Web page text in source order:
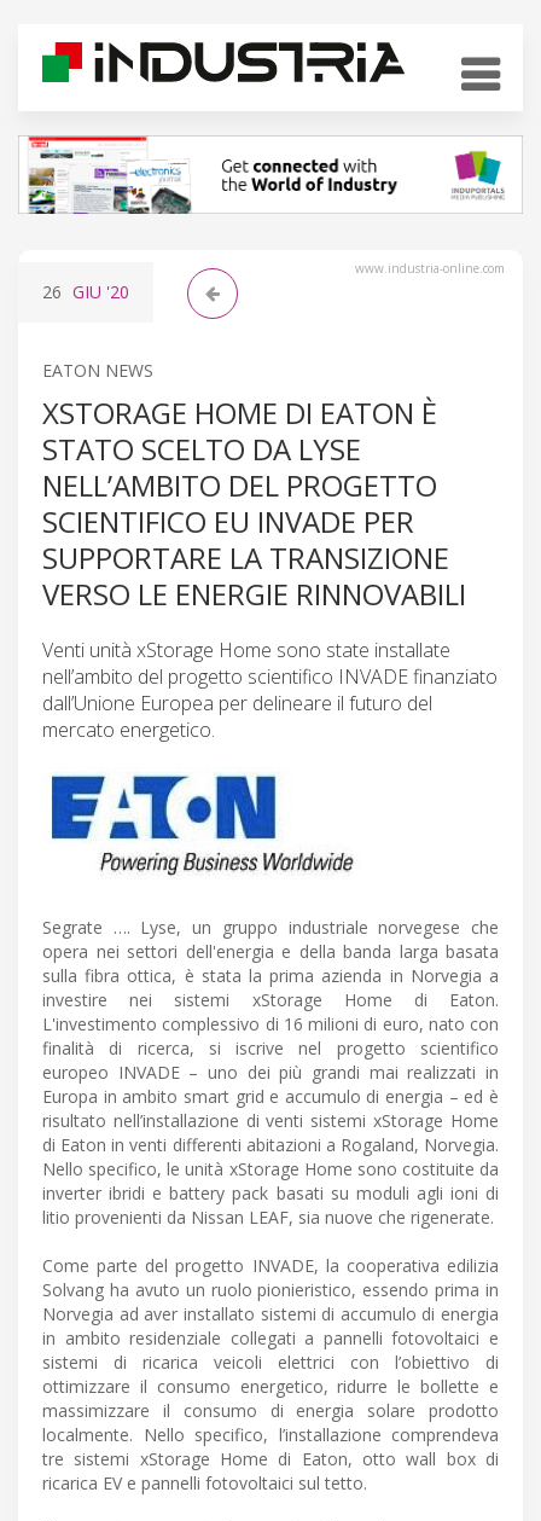
www.industria-online.com
26 GIU '20
EATON NEWS
XSTORAGE HOME DI EATON È
STATO SCELTO DA LYSE
NELL’AMBITO DEL PROGETTO
SCIENTIFICO EU INVADE PER
SUPPORTARE LA TRANSIZIONE
VERSO LE ENERGIE RINNOVABILI
Venti unità xStorage Home sono state installate
nell’ambito del progetto scientifico INVADE finanziato
dall’Unione Europea per delineare il futuro del
mercato energetico.
Segrate …. Lyse, un gruppo industriale norvegese che
opera nei settori dell'energia e della banda larga basata
sulla fibra ottica, è stata la prima azienda in Norvegia a
investire nei sistemi xStorage Home di Eaton.
L'investimento complessivo di 16 milioni di euro, nato con
finalità di ricerca, si iscrive nel progetto scientifico
europeo INVADE – uno dei più grandi mai realizzati in
Europa in ambito smart grid e accumulo di energia – ed è
risultato nell’installazione di venti sistemi xStorage Home
di Eaton in venti differenti abitazioni a Rogaland, Norvegia.
Nello specifico, le unità xStorage Home sono costituite da
inverter ibridi e battery pack basati su moduli agli ioni di
litio provenienti da Nissan LEAF, sia nuove che rigenerate.
Come parte del progetto INVADE, la cooperativa edilizia
Solvang ha avuto un ruolo pionieristico, essendo prima in
Norvegia ad aver installato sistemi di accumulo di energia
in ambito residenziale collegati a pannelli fotovoltaici e
sistemi di ricarica veicoli elettrici con l’obiettivo di
ottimizzare il consumo energetico, ridurre le bollette e
massimizzare il consumo di energia solare prodotto
localmente. Nello specifico, l’installazione comprendeva
tre sistemi xStorage Home di Eaton, otto wall box di
ricarica EV e pannelli fotovoltaici sul tetto.